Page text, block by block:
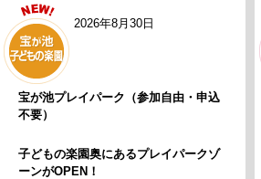
2026年8月30日
宝が池プレイパーク（参加自由・申込
不要）
子どもの楽園奥にあるプレイパークゾ
ーンがOPEN！